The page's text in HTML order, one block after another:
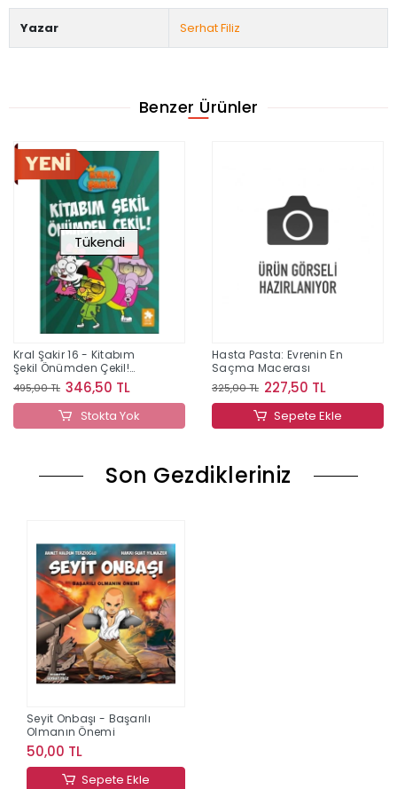
Yazar Serhat Filiz
Benzer Ürünler
Tükendi
Kral Şakir 16 - Kitabım
Şekil Önümden Çekil!
(Ciltli)
495,00 TL 346,50 TL
Stokta Yok
Hasta Pasta: Evrenin En
Saçma Macerası
325,00 TL 227,50 TL
Sepete Ekle
Son Gezdikleriniz
Seyit Onbaşı - Başarılı
Olmanın Önemi
50,00 TL
Sepete Ekle